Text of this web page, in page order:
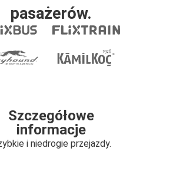
pasażerów.
Szczegółowe
informacje
i niedrogie przejazdy.